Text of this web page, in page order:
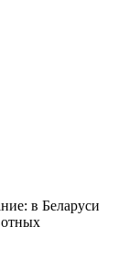
в Беларуси